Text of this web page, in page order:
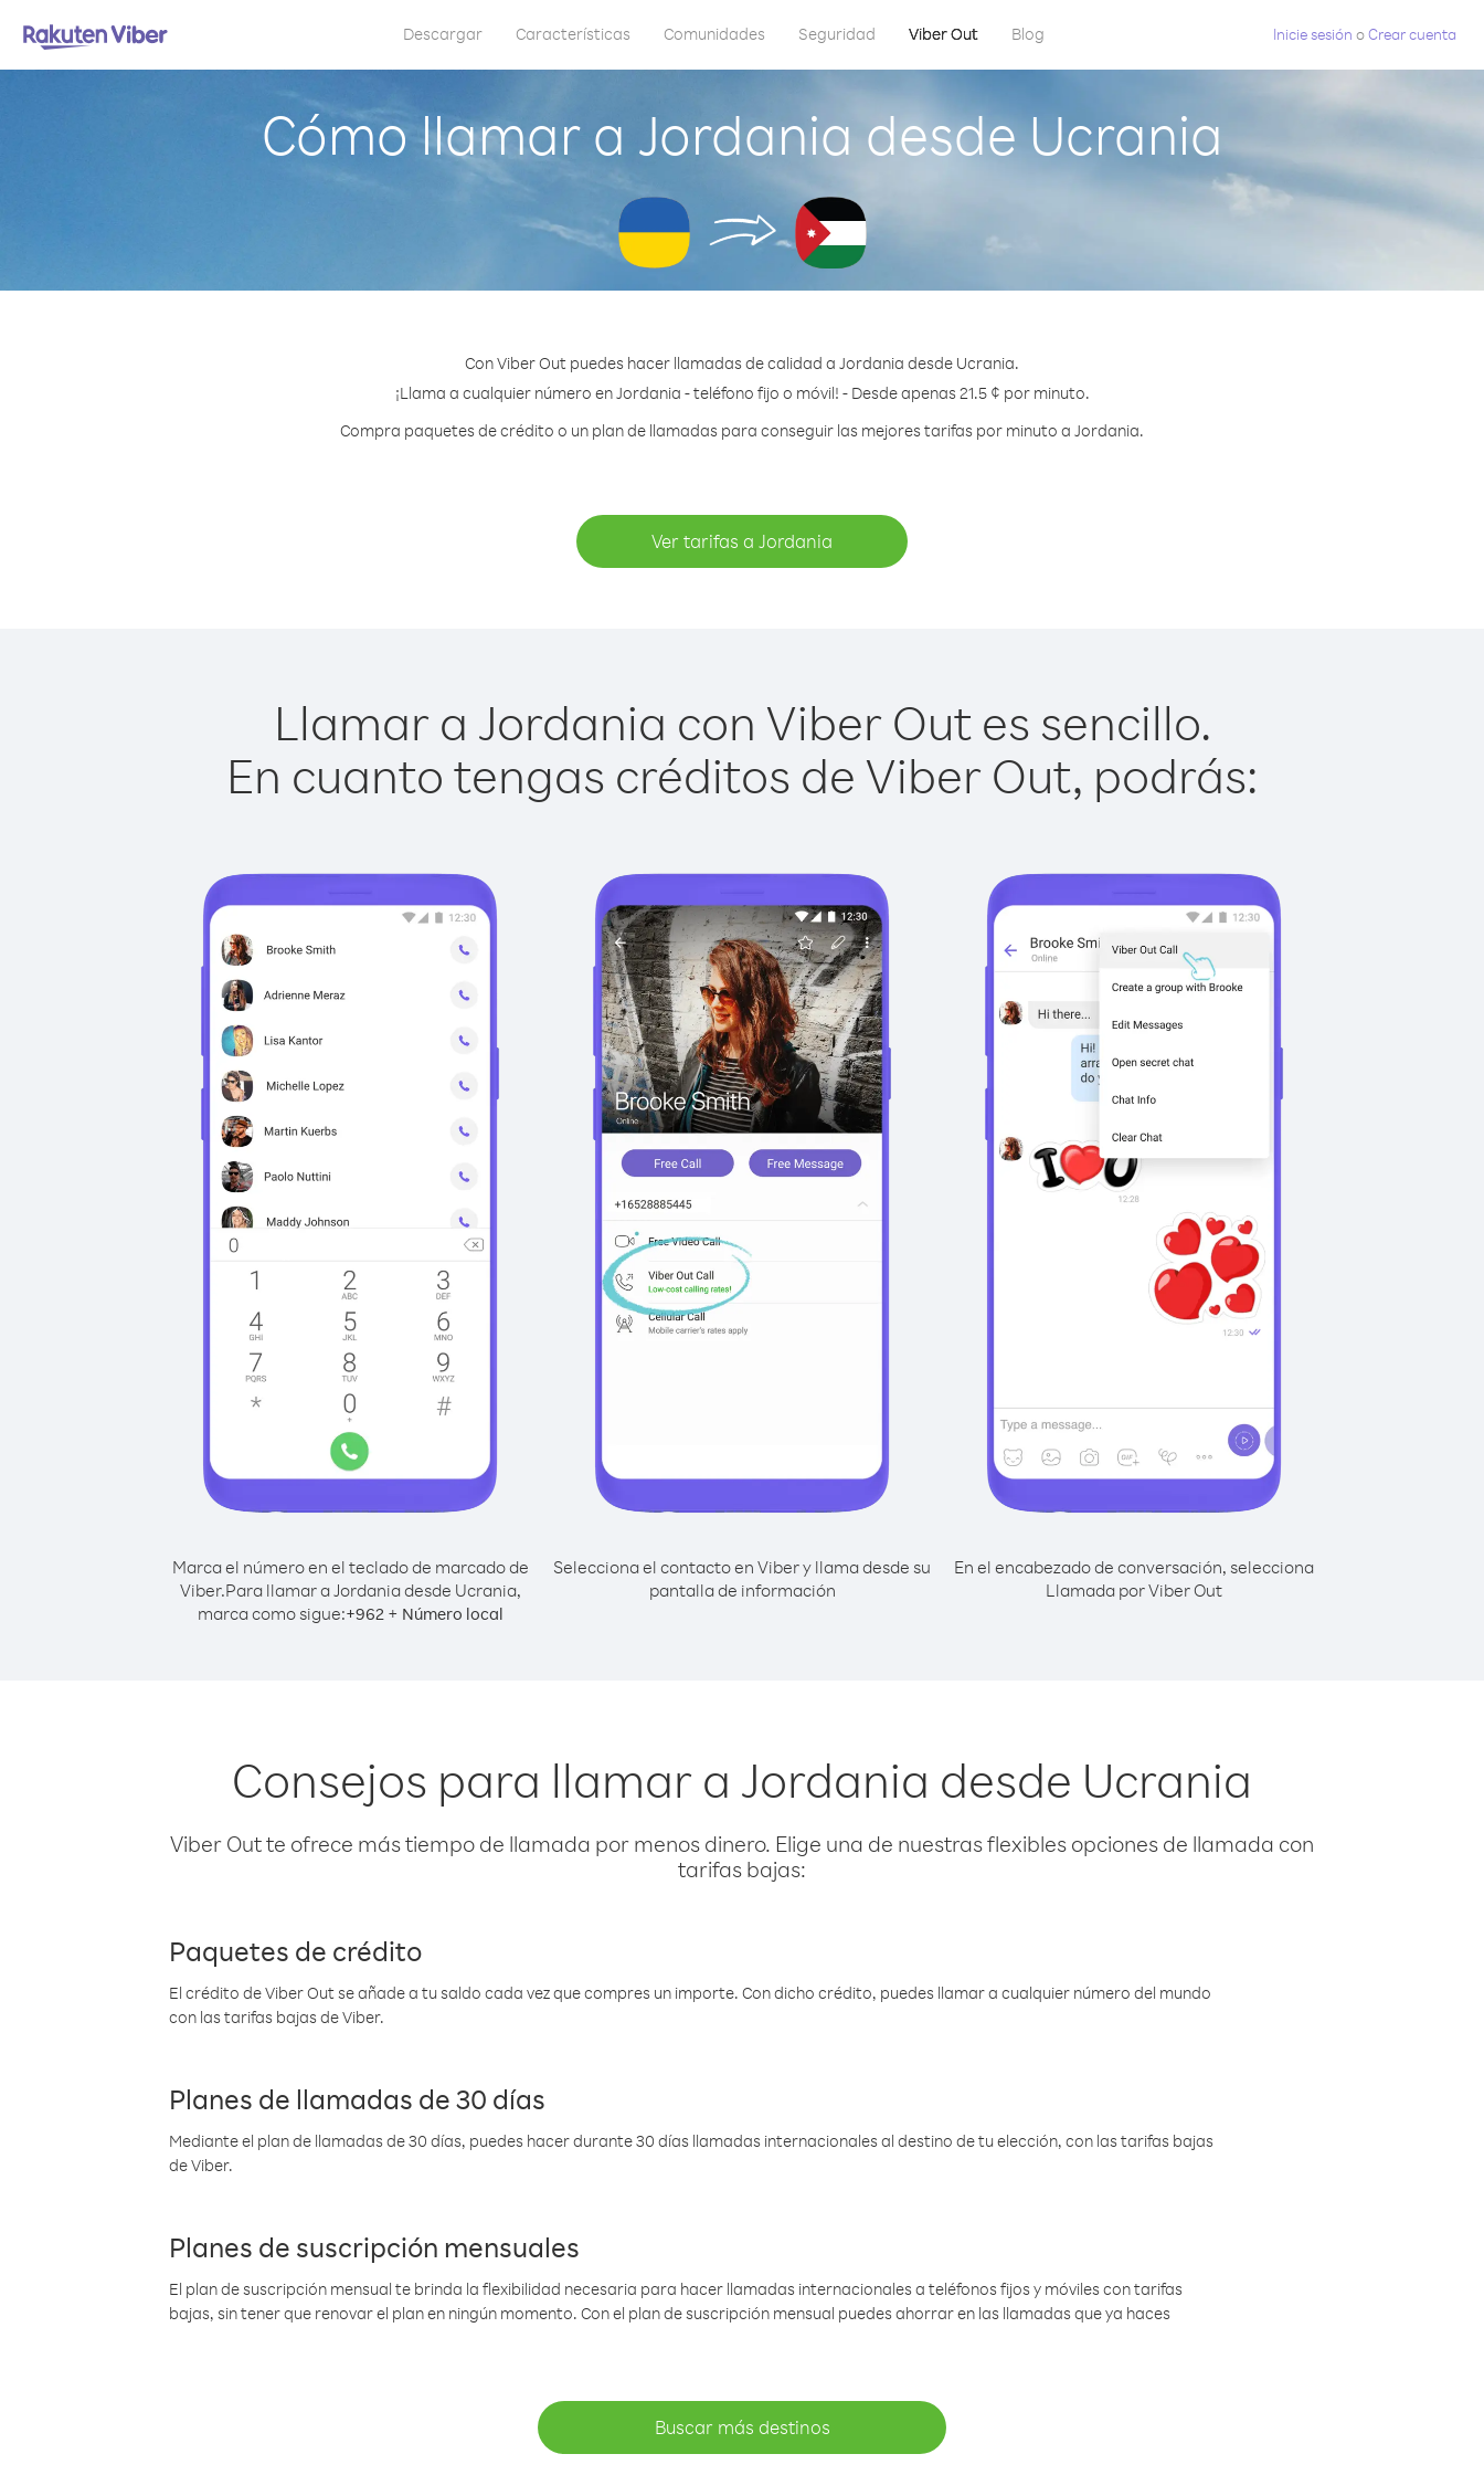
Descargar Características Comunidades Seguridad Viber Out Blog Inicie sesión oCrear cuenta
Cómo llamar a Jordania desde Ucrania
Con Viber Out puedes hacer llamadas de calidad a Jordania desde Ucrania.
¡Llama a cualquier número en Jordania - teléfono fijo o móvil! - Desde apenas 21.5 ¢ por minuto.
Compra paquetes de crédito o un plan de llamadas para conseguir las mejores tarifas por minuto a Jordania.
Ver tarifas a Jordania
Llamar a Jordania con Viber Out es sencillo.
En cuanto tengas créditos de Viber Out, podrás:
Marca el número en el teclado de marcado de
Viber.Para llamar a Jordania desde Ucrania,
marca como sigue:+962+ Número local
Selecciona el contacto en Viber y llama desde su
pantalla de información
En el encabezado de conversación, selecciona
Llamada por Viber Out
Consejos para llamar a Jordania desde Ucrania
Viber Out te ofrece más tiempo de llamada por menos dinero. Elige una de nuestras flexibles opciones de llamada con
tarifas bajas:
Paquetes de crédito
El crédito de Viber Out se añade a tu saldo cada vez que compres un importe. Con dicho crédito, puedes llamar a cualquier número del mundo
con las tarifas bajas de Viber.
Planes de llamadas de 30 días
Mediante el plan de llamadas de 30 días, puedes hacer durante 30 días llamadas internacionales al destino de tu elección, con las tarifas bajas
de Viber.
Planes de suscripción mensuales
El plan de suscripción mensual te brinda la flexibilidad necesaria para hacer llamadas internacionales a teléfonos fijos y móviles con tarifas
bajas, sin tener que renovar el plan en ningún momento. Con el plan de suscripción mensual puedes ahorrar en las llamadas que ya haces
Buscar más destinos